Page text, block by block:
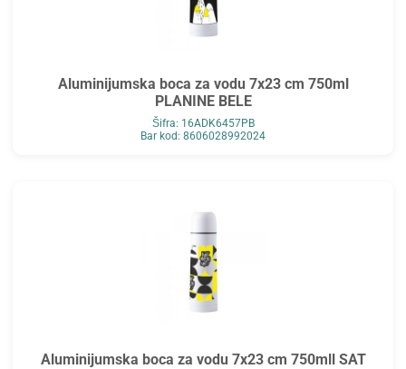
Aluminijumska boca za vodu 7x23 cm 750ml
PLANINE BELE
Šifra: 16ADK6457PB
Bar kod: 8606028992024
Aluminijumska boca za vodu 7x23 cm 750mll SAT